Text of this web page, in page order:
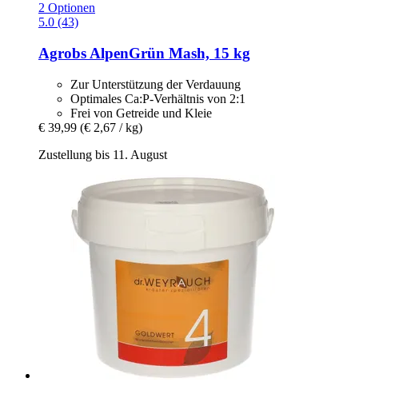
2 Optionen
5.0 (43)
Agrobs AlpenGrün Mash, 15 kg
Zur Unterstützung der Verdauung
Optimales Ca:P-Verhältnis von 2:1
Frei von Getreide und Kleie
€ 39,99 (€ 2,67 / kg)
Zustellung bis 11. August